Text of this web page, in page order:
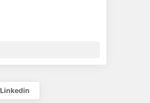
Linkedin